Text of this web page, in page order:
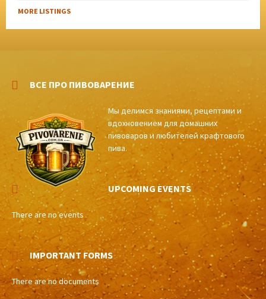
MORE LISTINGS
ВСЕ ПРО ПИВОВАРЕНИЕ
Мы делимся знаниями, рецептами и
вдохновением для домашних
пивоваров и любителей крафтового
пива.
UPCOMING EVENTS
There are no events
IMPORTANT FORMS
There are no documents